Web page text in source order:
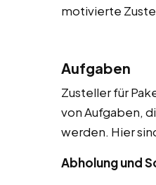
motivierte
Aufgaben
Zusteller für
von Aufgaben,
werden. Hier
Abholung und